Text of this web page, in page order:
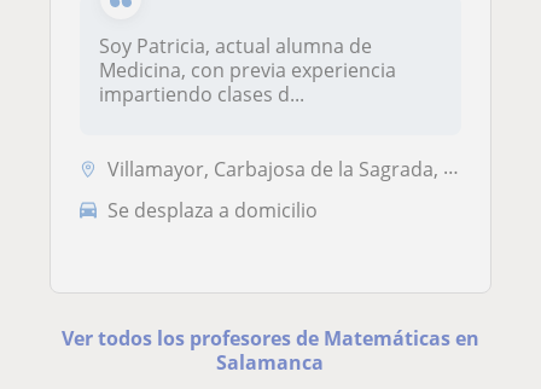
Soy Patricia, actual alumna de
Medicina, con previa experiencia
impartiendo clases d...
Villamayor, Carbajosa de la Sagrada, Salamanca, Santa Marta de Tormes
Se desplaza a domicilio
Ver todos los profesores de Matemáticas en
Salamanca